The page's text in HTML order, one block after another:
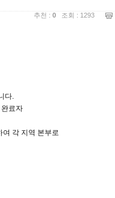
추천 : 0 조회 : 1293
다.
료자
여 각 지역 본부로